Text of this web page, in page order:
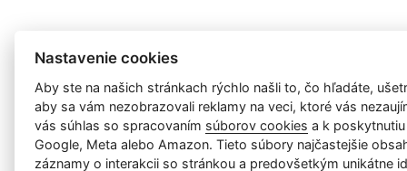
Nastavenie cookies
Aby ste na našich stránkach rýchlo našli to, čo hľadáte,
aby sa vám nezobrazovali reklamy na veci, ktoré vás
vás súhlas so spracovaním súborov cookies a k
Google, Meta alebo Amazon. Tieto súbory najčastejšie
záznamy o interakcii so stránkou a predovšetkým unikátne